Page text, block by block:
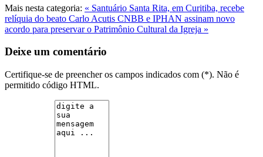
Mais nesta categoria: « Santuário Santa Rita, em Curitiba, recebe
relíquia do beato Carlo Acutis CNBB e IPHAN assinam novo
acordo para preservar o Patrimônio Cultural da Igreja »
Deixe um comentário
Certifique-se de preencher os campos indicados com (*). Não é
permitido código HTML.